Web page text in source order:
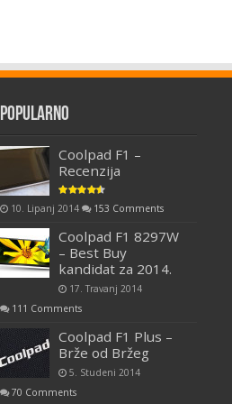
Popularno
Coolpad F1 –
Recenzija
10. Lipanj 2014 153 Comments
Coolpad F1 8297W
– Best Buy
kandidat za 2014.
17. Travanj 2014
111 Comments
Coolpad F1 Plus –
Brže od Bržeg
5. Studeni 2014
70 Comments